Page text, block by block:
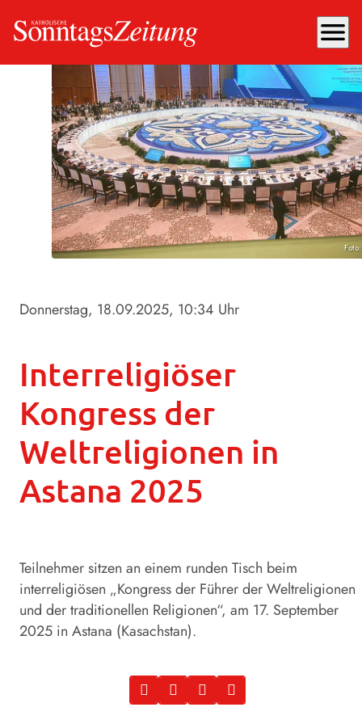
menu
Donnerstag, 18.09.2025, 10:34 Uhr
Interreligiöser
Kongress der
Weltreligionen in
Astana 2025
Teilnehmer sitzen an einem runden Tisch beim
interreligiösen „Kongress der Führer der Weltreligionen
und der traditionellen Religionen“, am 17. September
2025 in Astana (Kasachstan).